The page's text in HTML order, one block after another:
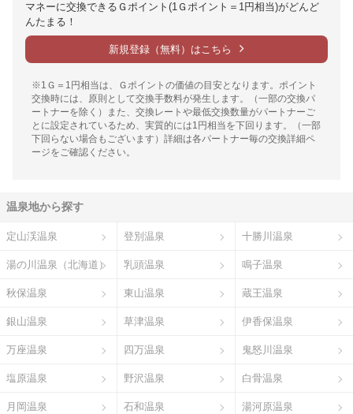
マネーに交換できるＧポイント(1Ｇポイント＝1円相当)がどんど
んたまる！
新規登録（無料）はこちら
※1Ｇ＝1円相当は、Ｇポイントの価値の目安となります。ポイント
交換時には、原則として交換手数料が発生します。（一部の交換パ
ートナーを除く）また、交換レートや最低交換数量がパートナーご
とに設定されているため、実質的には1円相当を下回ります。（一部
下回らない場合もございます）詳細は各パートナー毎の交換詳細ペ
ージをご確認ください。
温泉地から探す
定山渓温泉 登別温泉 十勝川温泉
湯の川温泉（北海道） 乳頭温泉 鳴子温泉
秋保温泉 東山温泉 蔵王温泉
銀山温泉 草津温泉 伊香保温泉
万座温泉 四万温泉 鬼怒川温泉
塩原温泉 野沢温泉 白骨温泉
月岡温泉 石和温泉 湯河原温泉